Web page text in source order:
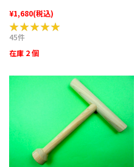
¥1,680(税込)
★★★★★
★★★★★
45件
在庫 2 個